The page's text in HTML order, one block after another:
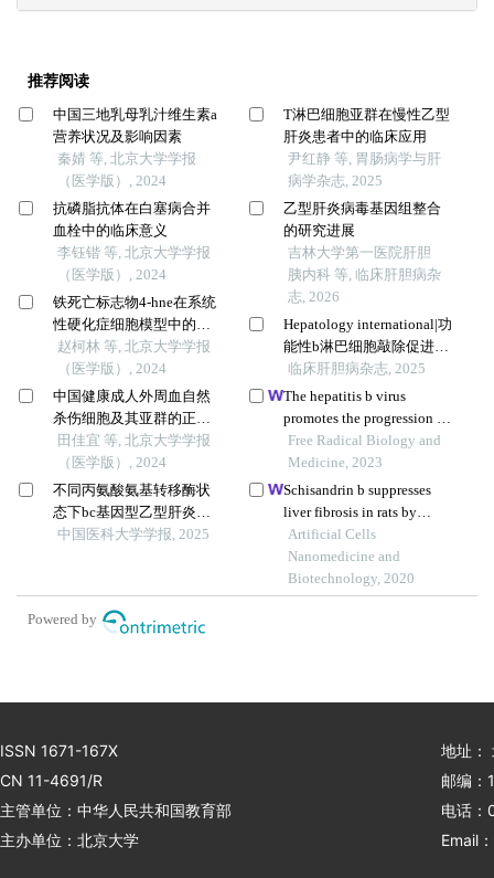
推荐阅读
中国三地乳母乳汁维生素a
营养状况及影响因素
秦婧 等, 北京大学学报
（医学版）, 2024
抗磷脂抗体在白塞病合并
血栓中的临床意义
李钰锴 等, 北京大学学报
（医学版）, 2024
铁死亡标志物4-hne在系统
性硬化症细胞模型中的表
达及意义
赵柯林 等, 北京大学学报
（医学版）, 2024
中国健康成人外周血自然
杀伤细胞及其亚群的正常
值范围流式细胞学分析
田佳宜 等, 北京大学学报
（医学版）, 2024
不同丙氨酸氨基转移酶状
态下bc基因型乙型肝炎病
毒对肝星状细胞的影响
中国医科大学学报, 2025
T淋巴细胞亚群在慢性乙型
肝炎患者中的临床应用
尹红静 等, 胃肠病学与肝
病学杂志, 2025
乙型肝炎病毒基因组整合
的研究进展
吉林大学第一医院肝胆
胰内科 等, 临床肝胆病杂
志, 2026
Hepatology international|功
能性b淋巴细胞敲除促进肝
内hbv复制并抑制hbv特异
性t淋巴细胞应答
临床肝胆病杂志, 2025
The hepatitis b virus
promotes the progression of
non-alcoholic fatty liver
disease through incomplete
autophagy
Free Radical Biology and
Medicine, 2023
Schisandrin b suppresses
liver fibrosis in rats by
targeting mir-101-5p
through the tgf-β signaling
pathway
Artificial Cells
Nanomedicine and
Biotechnology, 2020
Powered by
ISSN 1671-167X
CN 11-4691/R
主管单位：中华人民共和国教育部
主办单位：北京大学
地址：
邮编：
电话
Email